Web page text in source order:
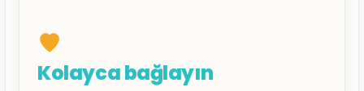
Kolayca bağlayın